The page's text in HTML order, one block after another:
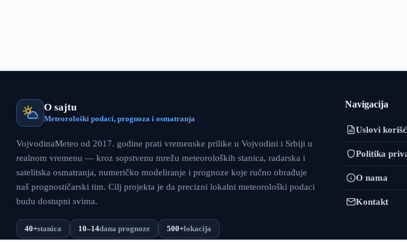
O sajtu
Meteorološki podaci, prognoza i osmatranja
VojvodinaMeteo od 2017. godine prati vremenske prilike u Vojvodini i Srbiji u
realnom vremenu — kroz sopstvenu mrežu meteoroloških stanica, radarska i
satelitska osmatranja, numeričko modeliranje i prognoze koje ručno obrađuje
naš prognostičarski tim. Cilj projekta je da precizni lokalni meteorološki podaci
budu dostupni svima.
40+stanica 10–14dana prognoze 500+lokacija
Navigacija
Uslovi
Politika
O nama
Kontakt